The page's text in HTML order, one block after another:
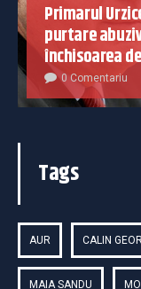
Primarul
purtare
închisoarea
0 Comentariu
Tags
AUR CALIN
MAIA SANDU